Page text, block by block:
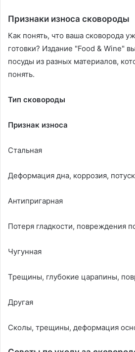
Признаки износа сковороды
Как понять, что ваша сковорода
готовки? Издание "Food & Wine"
посуды из разных материалов,
понять.
Тип сковороды
Признак износа
Стальная
Деформация дна, коррозия,
Антипригарная
Потеря гладкости, повреждения
Чугунная
Трещины, глубокие царапины,
Другая
Сколы, трещины, деформация